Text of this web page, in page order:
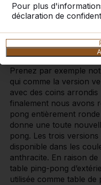
Pour plus
déclaration de
Nous avons fabriqué
en béton en 1994. Il
tables de ping-pong
depuis notre enfance.
développés d’autres
Prenez par exemple
qui comme la version
avec des coins
finalement nous avons
pong entièrement
donne une toute
pong. Les trois
disponible dans les
anthracite. En raison
table ping-pong
utilisée comme table de